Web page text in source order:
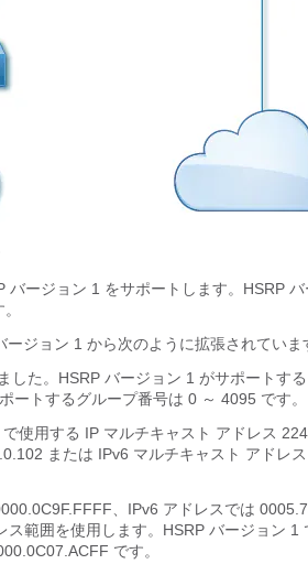
バージョン 1 をサポートします。HSRP
ジョン 1 から次のように拡張されていま
した。HSRP バージョン 1 がサポートす
ートするグループ番号は 0 ～ 4095 です。
使用する IP マルチキャスト アドレス
または IPv6 マルチキャスト アドレ
、IPv6 アドレスでは
範囲を使用します。HSRP バージョン 1
です。